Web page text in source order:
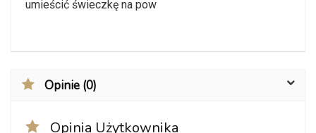
umieścić świeczkę na pow
Opinie (0)
Opinia Użytkownika